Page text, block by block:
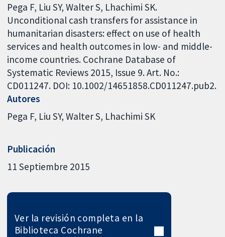
Pega F, Liu SY, Walter S, Lhachimi SK.
Unconditional cash transfers for assistance in
humanitarian disasters: effect on use of health
services and health outcomes in low- and middle-
income countries. Cochrane Database of
Systematic Reviews 2015, Issue 9. Art. No.:
CD011247. DOI: 10.1002/14651858.CD011247.pub2.
Autores
Pega F Liu SY Walter S Lhachimi SK
Publicación
11 Septiembre 2015
Ver la revisión completa en la
Biblioteca Cochrane